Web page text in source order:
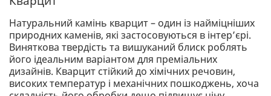
Натуральний камінь кварцит – один із найміцніших
природних каменів, які застосовуються в інтер’єрі.
Виняткова твердість та вишуканий блиск роблять
його ідеальним варіантом для преміальних
дизайнів. Кварцит стійкий до хімічних речовин,
високих температур і механічних пошкоджень, хоча